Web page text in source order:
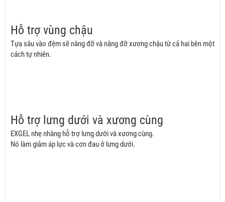
Hỗ trợ vùng chậu
Tựa sâu vào đệm sẽ nâng đỡ và nâng đỡ xương chậu từ cả hai bên một
cách tự nhiên.
Hỗ trợ lưng dưới và xương cùng
EXGEL nhẹ nhàng hỗ trợ lưng dướivà xương cùng.
Nó làm giảm áp lực và cơn đau ở lưng dưới.